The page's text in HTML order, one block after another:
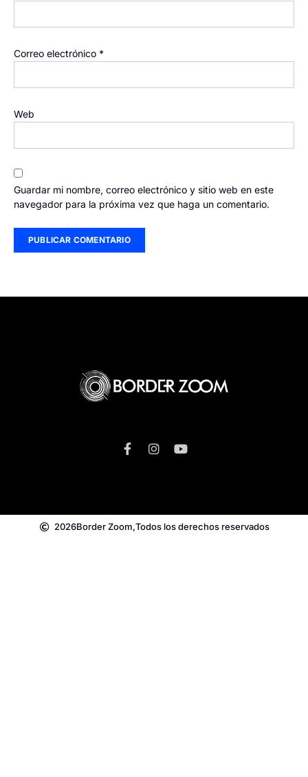
Correo electrónico *
Web
Guardar mi nombre, correo electrónico y sitio web en este
navegador para la próxima vez que haga un comentario.
2026Border Zoom,Todos los derechos reservados